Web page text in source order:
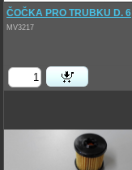
ČOČKA PRO TRUBKU D. 6
MV3217